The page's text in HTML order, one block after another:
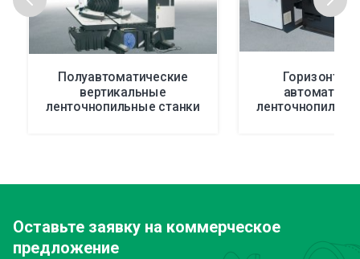
Полуавтоматические
вертикальные
ленточнопильные станки
Оставьте заявку на коммерческое
предложение